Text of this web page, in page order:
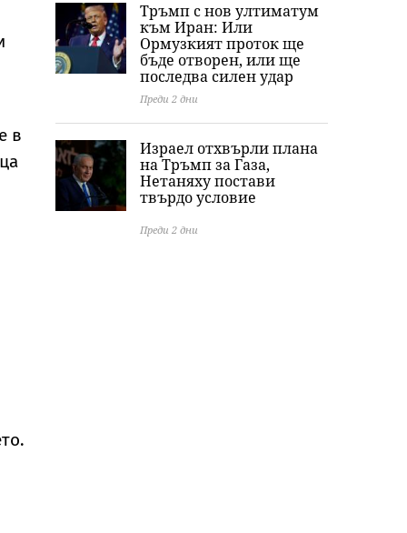
в
Тръмп с нов ултиматум
към Иран: Или
Ормузкият проток ще
бъде отворен, или ще
последва силен удар
Преди 2 дни
Израел отхвърли плана
на Тръмп за Газа,
Нетаняху постави
твърдо условие
Преди 2 дни